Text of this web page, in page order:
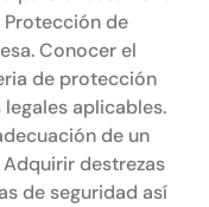
Protección de
Conocer el
de protección
aplicables.
de un
destrezas
de seguridad así